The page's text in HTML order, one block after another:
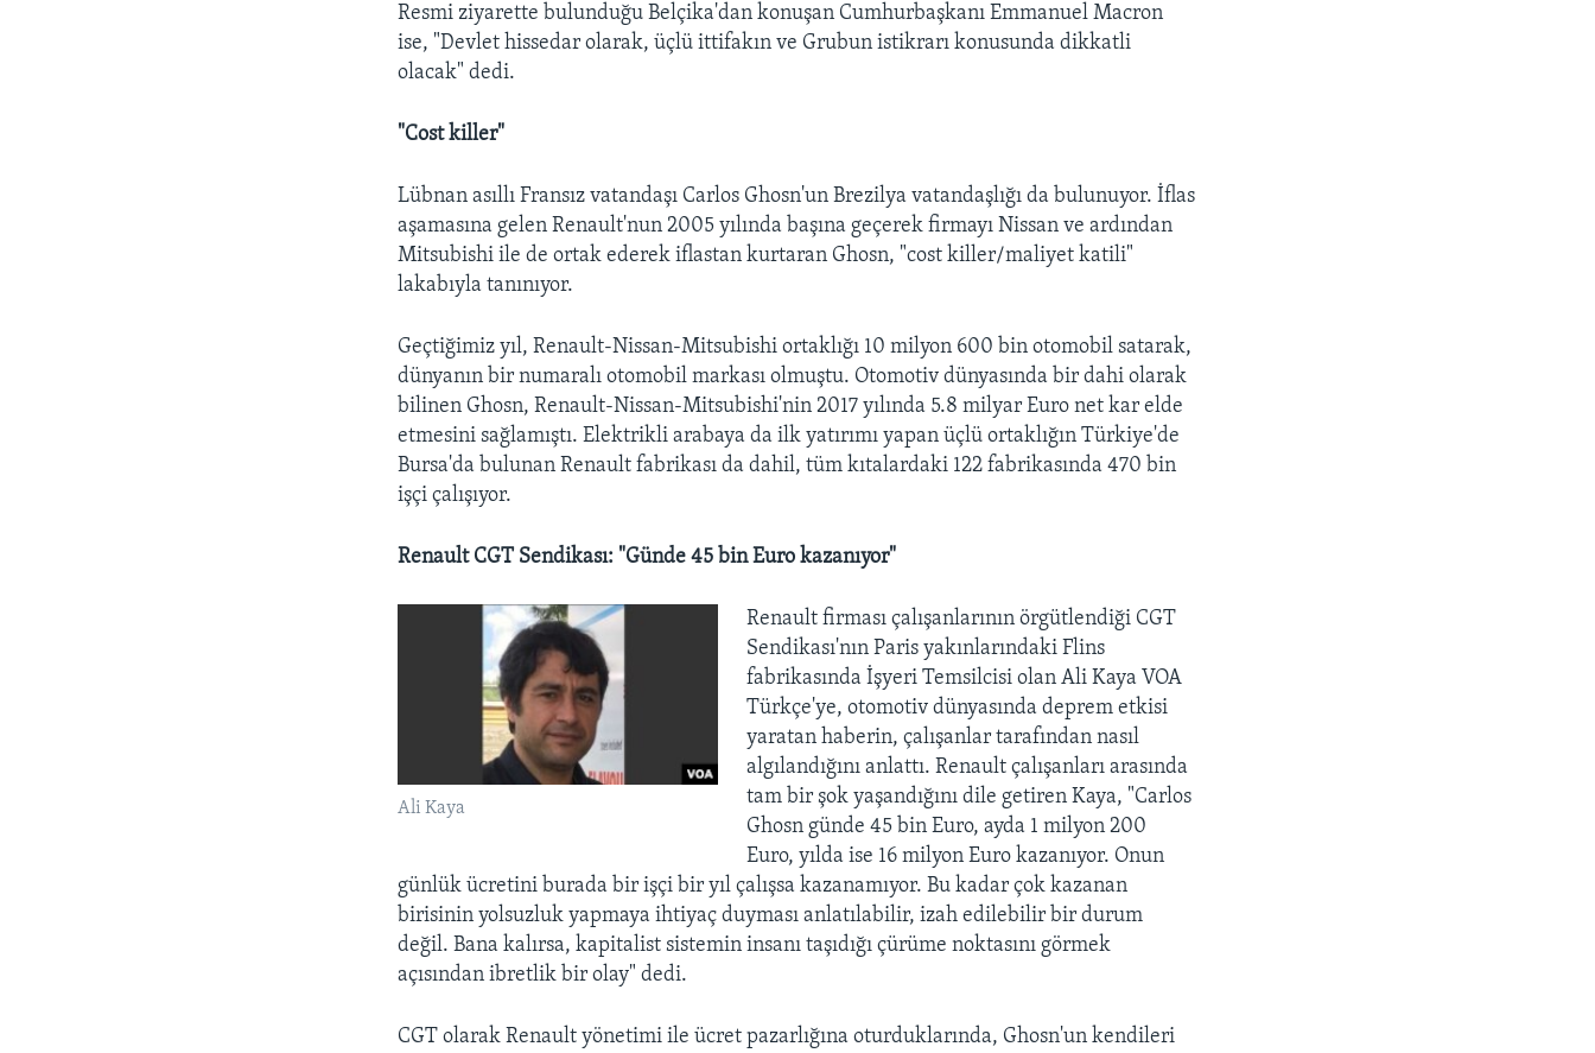
Resmi ziyarette bulunduğu Belçika'dan konuşan Cumhurbaşkanı Emmanuel Macron
ise, "Devlet hissedar olarak, üçlü ittifakın ve Grubun istikrarı konusunda dikkatli
olacak" dedi.
"Cost killer"
Lübnan asıllı Fransız vatandaşı Carlos Ghosn'un Brezilya vatandaşlığı da bulunuyor. İflas
aşamasına gelen Renault'nun 2005 yılında başına geçerek firmayı Nissan ve ardından
Mitsubishi ile de ortak ederek iflastan kurtaran Ghosn, "cost killer/maliyet katili"
lakabıyla tanınıyor.
Geçtiğimiz yıl, Renault-Nissan-Mitsubishi ortaklığı 10 milyon 600 bin otomobil satarak,
dünyanın bir numaralı otomobil markası olmuştu. Otomotiv dünyasında bir dahi olarak
bilinen Ghosn, Renault-Nissan-Mitsubishi'nin 2017 yılında 5.8 milyar Euro net kar elde
etmesini sağlamıştı. Elektrikli arabaya da ilk yatırımı yapan üçlü ortaklığın Türkiye'de
Bursa'da bulunan Renault fabrikası da dahil, tüm kıtalardaki 122 fabrikasında 470 bin
işçi çalışıyor.
Renault CGT Sendikası: "Günde 45 bin Euro kazanıyor"
Ali Kaya
Renault firması çalışanlarının örgütlendiği CGT
Sendikası'nın Paris yakınlarındaki Flins
fabrikasında İşyeri Temsilcisi olan Ali Kaya VOA
Türkçe'ye, otomotiv dünyasında deprem etkisi
yaratan haberin, çalışanlar tarafından nasıl
algılandığını anlattı. Renault çalışanları arasında
tam bir şok yaşandığını dile getiren Kaya, "Carlos
Ghosn günde 45 bin Euro, ayda 1 milyon 200
Euro, yılda ise 16 milyon Euro kazanıyor. Onun
günlük ücretini burada bir işçi bir yıl çalışsa kazanamıyor. Bu kadar çok kazanan
birisinin yolsuzluk yapmaya ihtiyaç duyması anlatılabilir, izah edilebilir bir durum
değil. Bana kalırsa, kapitalist sistemin insanı taşıdığı çürüme noktasını görmek
açısından ibretlik bir olay" dedi.
CGT olarak Renault yönetimi ile ücret pazarlığına oturduklarında, Ghosn'un kendileri